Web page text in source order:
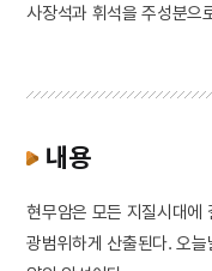
사장석과 휘석을 주성분으
내용
현무암은 모든 지질시대
광범위하게 산출된다. 오